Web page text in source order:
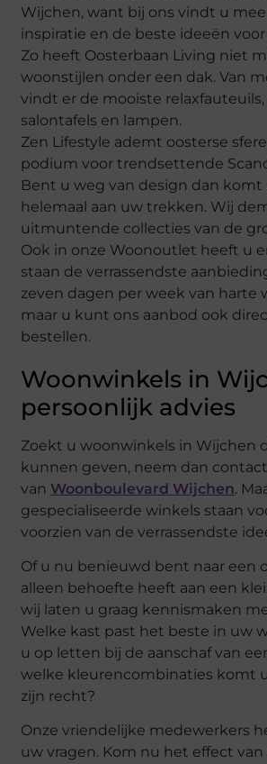
Wijchen, want bij ons vindt u
inspiratie en de beste ideeën
Zo heeft Oosterbaan Living niet
woonstijlen onder een dak. Van
vindt er de mooiste
salontafels en lampen.
Zen Lifestyle ademt oosterse
podium voor trendsettende
Bent u weg van design dan
helemaal aan uw trekken. Wij
uitmuntende collecties van de
Ook in onze Woonoutlet heeft u
staan de verrassendste
zeven dagen per week van harte
maar u kunt ons aanbod ook
bestellen.
Woonwinkels in
persoonlijk advies
Zoekt u woonwinkels in Wijchen
kunnen geven, neem dan
van Woonboulevard Wijchen.
gespecialiseerde winkels staan
voorzien van de verrassendste
Of u nu benieuwd bent naar een
alleen behoefte heeft aan een
wij laten u graag kennismaken
Welke kast past het beste in uw
u op letten bij de aanschaf van
welke kleurencombinaties komt
zijn recht?
Onze vriendelijke medewerkers
uw vragen. Kom nu het effect